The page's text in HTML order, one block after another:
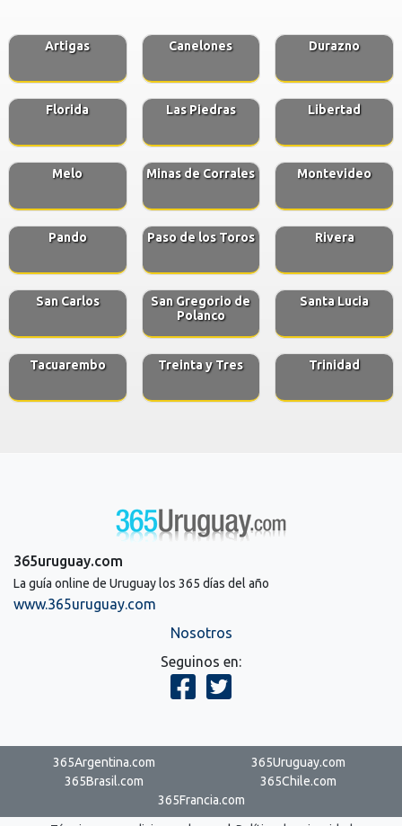
Artigas Canelones Durazno
Florida Las Piedras Libertad
Melo Minas de Corrales Montevideo
Pando Paso de los Toros Rivera
San Carlos
San Gregorio de
Polanco
Santa Lucia
Tacuarembo Treinta y Tres Trinidad
365uruguay.com
La guía online de Uruguay los 365 días del año
www.365uruguay.com
Nosotros
Seguinos en:
365Argentina.com
365Uruguay.com
365Brasil.com
365Chile.com
365Francia.com